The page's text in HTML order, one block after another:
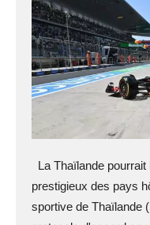
La Thaïlande
prestigieux des pays
sportive de Thaïlande